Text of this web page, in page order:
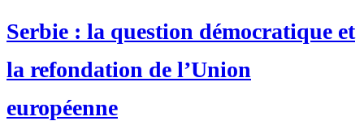
Serbie : la question démocratique et
la refondation de l’Union
européenne